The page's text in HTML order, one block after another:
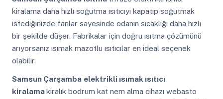
kiralama daha hızlı soğutma ısıtıcıyı kapatıp soğutmak
istediğinizde fanlar sayesinde odanın sıcaklığı daha hızlı
bir şekilde düşer. Fabrikalar için doğru ısıtma çözümünü
arıyorsanız ısımak mazotlu ısıtıcılar en ideal seçenek
olabilir.
Samsun Çarşamba elektrikli ısımak ısıtıcı
kiralamakiralık bodrum kat nem alma cihazı webasto